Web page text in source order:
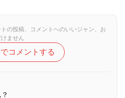
の投稿、コメントへのいいジャン、お
ません
コメントする